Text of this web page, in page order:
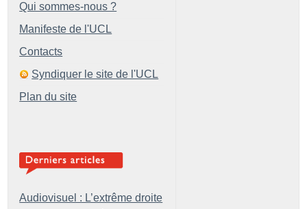
Qui sommes-nous ?
Manifeste de l'UCL
Contacts
Syndiquer le site de l'UCL
Plan du site
Audiovisuel : L’extrême droite